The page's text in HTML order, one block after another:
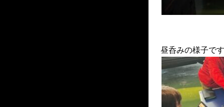
昼呑みの様子で